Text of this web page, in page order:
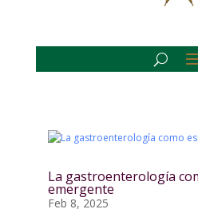
La gastroenterología
emergente
Feb 8, 2025